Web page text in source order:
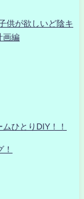
供が欲しいど陰キ
画編
ひとりDIY！！